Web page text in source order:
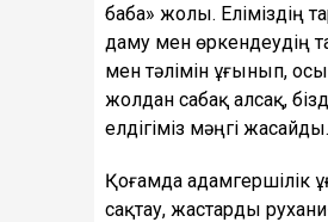
баба» жолы. Еліміздің
даму мен өркендеудің
мен тәлімін ұғынып,
жолдан сабақ алсақ,
елдігіміз мәңгі жасайды.
Қоғамда адамгершілік
сақтау, жастарды